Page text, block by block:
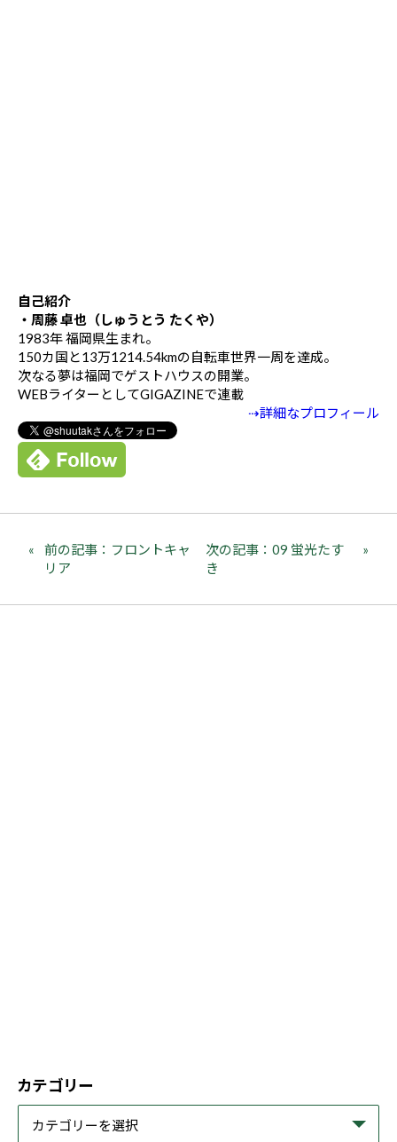
自己紹介
・周藤 卓也（しゅうとう たくや）
1983年 福岡県生まれ。
150カ国と13万1214.54kmの自転車世界一周を達成。
次なる夢は福岡でゲストハウスの開業。
WEBライターとしてGIGAZINEで連載
⇢詳細なプロフィール
前の記事：フロントキャ
リア
次の記事：09 蛍光たす
き
カテゴリー